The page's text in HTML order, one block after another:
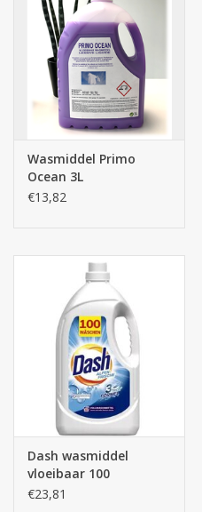
Sinterklaassnoep
Carnavalssnoep
Paasgeschenken
Merken
Wasmiddel Primo
Ocean 3L
€13,82
Dash wasmiddel
vloeibaar 100
wasbeurten - 5L
€23,81